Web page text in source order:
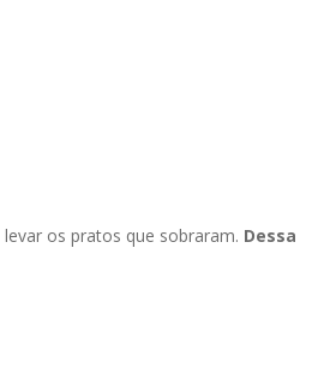
os pratos que sobraram. Dessa